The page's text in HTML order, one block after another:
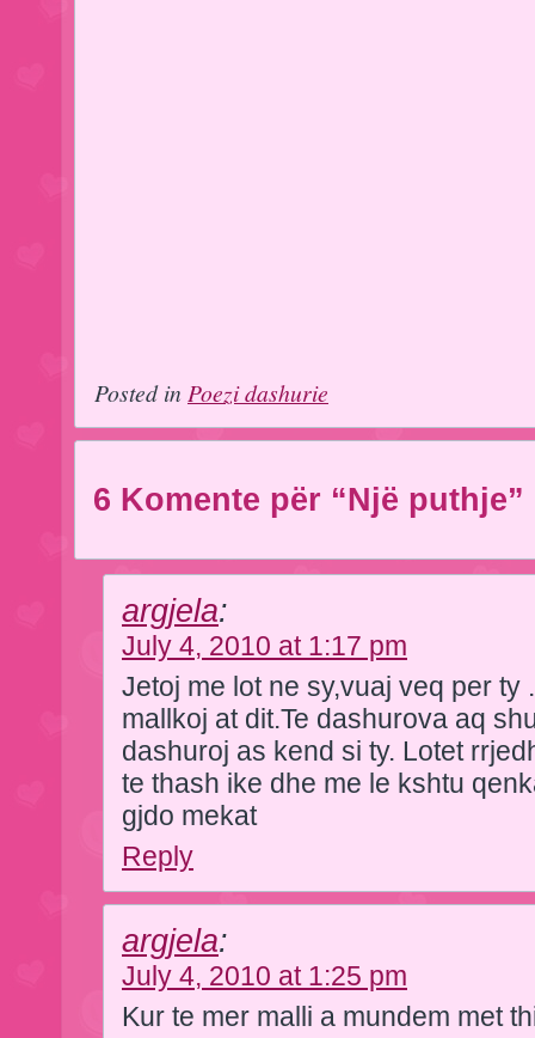
Posted in Poezi dashurie
6 Komente për “Një puthje”
argjela:
July 4, 2010 at 1:17 pm
Jetoj me lot ne sy,vuaj veq per ty
mallkoj at dit.Te dashurova aq
dashuroj as kend si ty. Lotet
te thash ike dhe me le kshtu
gjdo mekat
Reply
argjela:
July 4, 2010 at 1:25 pm
Kur te mer malli a mundem met